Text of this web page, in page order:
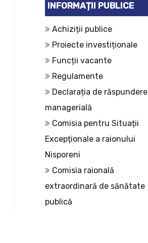
INFORMAȚII PUBLICE
Achiziții publice
Proiecte investiționale
Funcții vacante
Regulamente
Declarația de răspundere
managerială
Comisia pentru Situații
Excepționale a raionului
Nisporeni
Comisia raională
extraordinară de sănătate
publică